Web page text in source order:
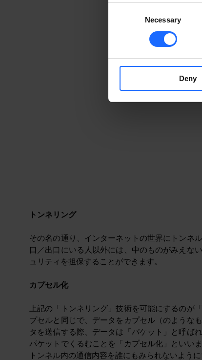
Necessary
Deny
トンネリング
その名の通り、インターネットの世界にトンネ
口／出口にいる人以外には、中のものがみえな
ュリティを担保することができます。
カプセル化
上記の「トンネリング」技術を可能にするのが
プセルと同じで、データをカプセル（のような
タを送信する際、データは「パケット」と呼ば
パケットでくるむことを「カプセル化」といい
トンネル内の通信内容を誰にもみられないように